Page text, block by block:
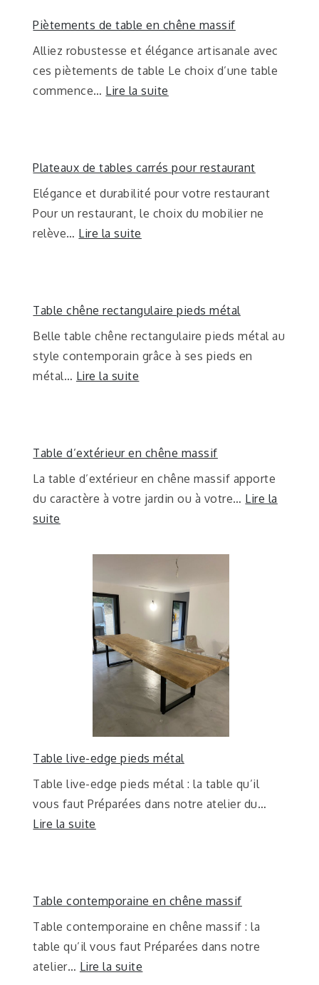
Piètements de table en chêne massif
Alliez robustesse et élégance artisanale avec
ces piètements de table Le choix d’une table
commence… Lire la suite
Plateaux de tables carrés pour restaurant
Elégance et durabilité pour votre restaurant
Pour un restaurant, le choix du mobilier ne
relève… Lire la suite
Table chêne rectangulaire pieds métal
Belle table chêne rectangulaire pieds métal au
style contemporain grâce à ses pieds en
métal… Lire la suite
Table d’extérieur en chêne massif
La table d’extérieur en chêne massif apporte
du caractère à votre jardin ou à votre… Lire la
suite
Table live-edge pieds métal
Table live-edge pieds métal : la table qu’il
vous faut Préparées dans notre atelier du…
Lire la suite
Table contemporaine en chêne massif
Table contemporaine en chêne massif : la
table qu’il vous faut Préparées dans notre
atelier… Lire la suite